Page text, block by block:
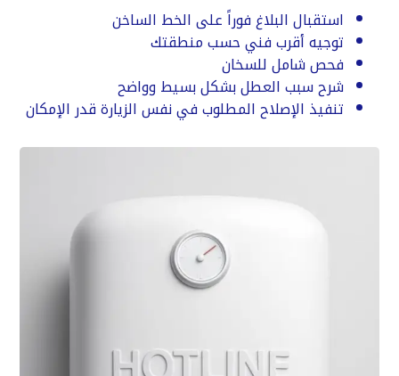
استقبال البلاغ فوراً على الخط الساخن
توجيه أقرب فني حسب منطقتك
فحص شامل للسخان
شرح سبب العطل بشكل بسيط وواضح
تنفيذ الإصلاح المطلوب في نفس الزيارة قدر الإمكان